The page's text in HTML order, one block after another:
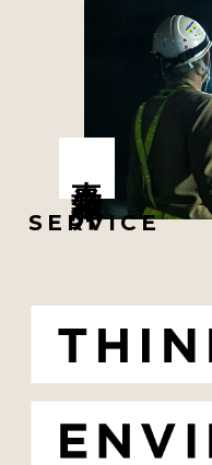
SERVICE